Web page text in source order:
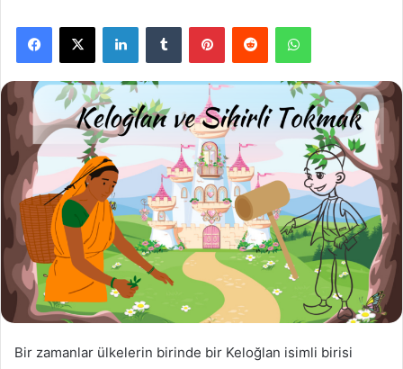
Facebook
X LinkedInTumblr PinterestReddit WhatsApp
Bir zamanlar ülkelerin birinde bir Keloğlan isimli birisi